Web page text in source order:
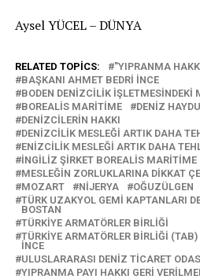
Aysel YÜCEL – DÜNYA
RELATED TOPICS:
"YIPRANMA
BAŞKANI AHMET BEDRI İNCE
BODEN DENIZCILIK IŞLETMESINDEKI
BOREALIS MARITIME
DENIZ
DENIZCILERIN HAKKI
DENIZCILIK MESLEĞI ARTIK DAHA
ENIZCILIK MESLEĞI ARTIK DAHA
İNGILIZ ŞIRKET BOREALIS MARITIME
MESLEĞIN ZORLUKLARINA DIKKAT
MOZART
NIJERYA
OĞUZÜLGEN
TÜRK UZAKYOL GEMI KAPTANLARI
BOSTAN
TÜRKIYE ARMATÖRLER BIRLIĞI
TÜRKIYE ARMATÖRLER BIRLIĞI
İNCE
ULUSLARARASI DENIZ TICARET
YIPRANMA PAYI HAKKI GERI